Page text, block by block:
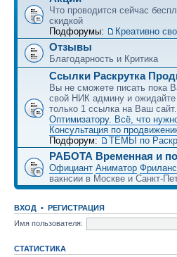
Что проводится сейчас
скидкой
Подфорумы:
Креативно
Отзывы
Благодарность и Критика
Ссылки Раскрутка
Вы не сможете писать пока
свой НИК админу и
только 1 ссылка на Ваш
Оптимизатору. Всё, что
Консультация по
Подфорум:
ТЕМЫ по
РАБОТА Временная и
Официант Аниматор
вакнсии в Москве и Санкт-
ВХОД • РЕГИСТРАЦИЯ
Имя пользователя:
СТАТИСТИКА